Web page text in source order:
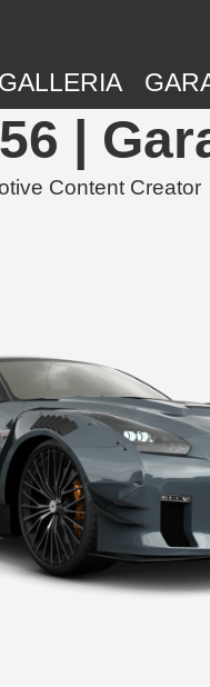
GALLERIA
|
Content Creator